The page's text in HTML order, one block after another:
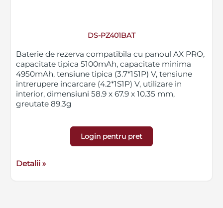
DS-PZ401BAT
Baterie de rezerva compatibila cu panoul AX PRO,
capacitate tipica 5100mAh, capacitate minima
4950mAh, tensiune tipica (3.7*1S1P) V, tensiune
intrerupere incarcare (4.2*1S1P) V, utilizare in
interior, dimensiuni 58.9 x 67.9 x 10.35 mm,
greutate 89.3g
Login pentru pret
Detalii »